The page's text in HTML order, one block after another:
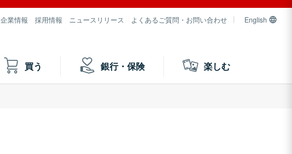
企業情報 採用情報 ニュースリリース よくあるご質問・お問い合わせ English
買う 銀行・保険 楽しむ